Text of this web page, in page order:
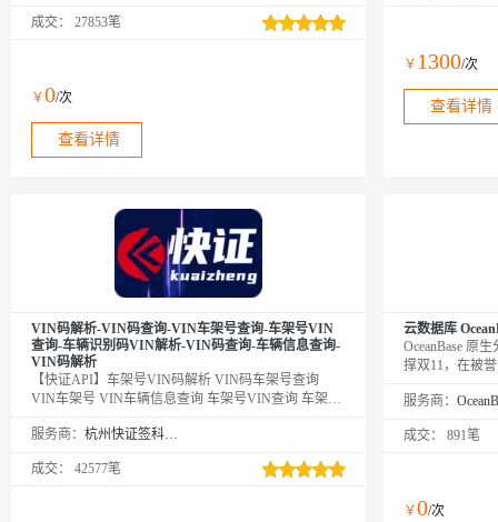
活体人脸识别-活体检测-活体检测H5-活体判断-人证比
认证-人脸识别-人脸认证-活体检测-活体人脸识别-活
体检测-活体检测H5-活体判断-人证比对-实人认证-活
体检测-人脸认证-活体检测...
成交： 27853笔
￥0/次
查看详情
￥ 1300/次
查看详情
VIN码解析-VIN码查询-VIN车架号查询-车架号VIN
查询-车辆识别码VIN解析-VIN码查询-车辆信息查询-
VIN码解析
【快证API】车架号VIN码解析 VIN码车架号查询
VIN车架号 VIN车辆信息查询 车架号VIN查询 车架号
析 VIN车架号查询 车架号VIN查询 VIN解析 VIN车架
架号查询 车架号VIN查询 VIN解析 VIN车架号查询 车
服务商： 杭州快证签科技有限公司
成交： 42577笔
云数据库
OceanBase 原
撑双11，在被
布式架构的扩
2000+客户，构
服务商：
成交： 891笔
￥0/次